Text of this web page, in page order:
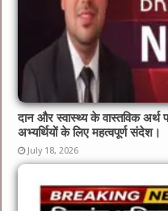
दान और स्वास्थ्य के वास्तविक
अभ्यर्थियों के लिए महत्वपूर्ण संदेश।
July 18, 2026